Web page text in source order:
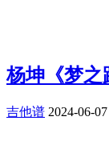
杨坤《梦之
吉他谱 2024-06-07